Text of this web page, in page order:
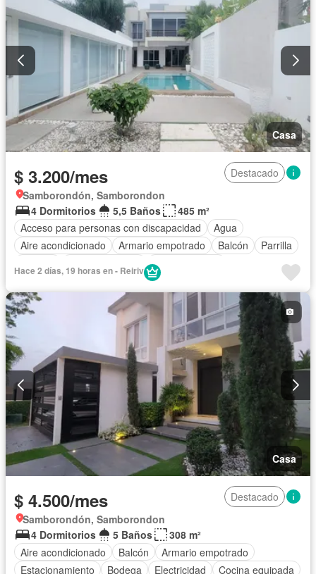
Casa
$ 3.200/mes
Destacado
Samborondón, Samborondon
4 Dormitorios
5,5 Baños
485 m²
Acceso para personas con discapacidad
Agua
Aire acondicionado
Armario empotrado Balcón
Parrilla
Cocina integral
Cuarto de servicio
Estacionamiento
Gas natural
Gimnasio
Garita de guardianía
Jacuzzi Jardín Patio
Piscina
Terraza
Vista panorámica
Parcialmente amoblado
Hace 2 días, 19 horas en - Reiriv
Casa
$ 4.500/mes
Destacado
Samborondón, Samborondon
4 Dormitorios
5 Baños
308 m²
Aire acondicionado
Balcón
Armario empotrado
Estacionamiento
Bodega Electricidad Cocina equipada